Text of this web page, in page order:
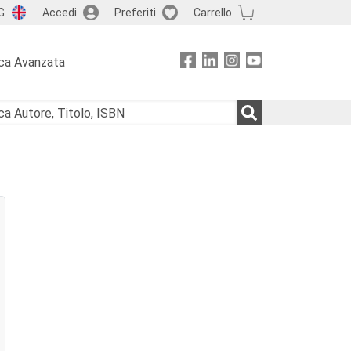
Accedi Preferiti Carrello
Avanzata